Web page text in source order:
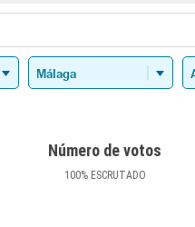
Número de votos
100%ESCRUTADO